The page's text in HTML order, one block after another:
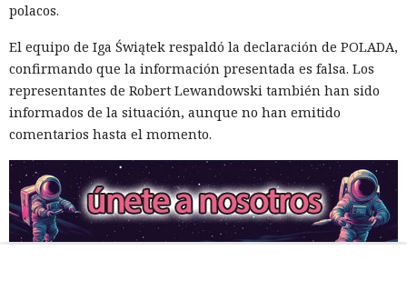
polacos.
El equipo de Iga Świątek respaldó la declaración de POLADA,
confirmando que la información presentada es falsa. Los
representantes de Robert Lewandowski también han sido
informados de la situación, aunque no han emitido
comentarios hasta el momento.